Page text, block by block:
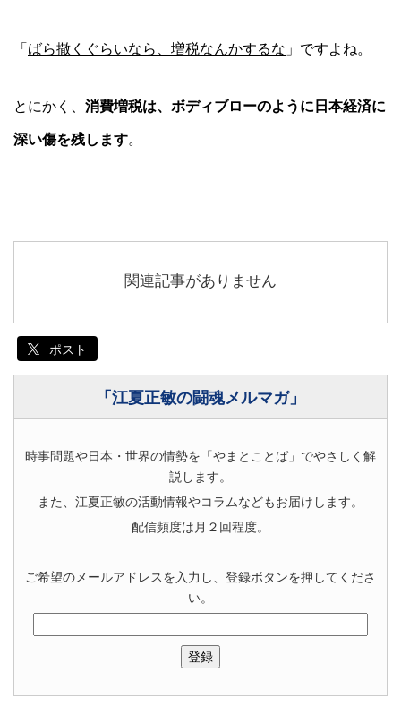
「 ばら撒くぐらいなら、増税なんかするな 」ですよね。
とにかく、 消費増税は、ボディブローのように日本経済に
深い傷を残します。
関連記事がありません
ポスト
「江夏正敏の闘魂メルマガ」
時事問題や日本・世界の情勢を「やまとことば」でやさしく解
説します。
また、江夏正敏の活動情報やコラムなどもお届けします。
配信頻度は月２回程度。
ご希望のメールアドレスを入力し、登録ボタンを押してくださ
い。